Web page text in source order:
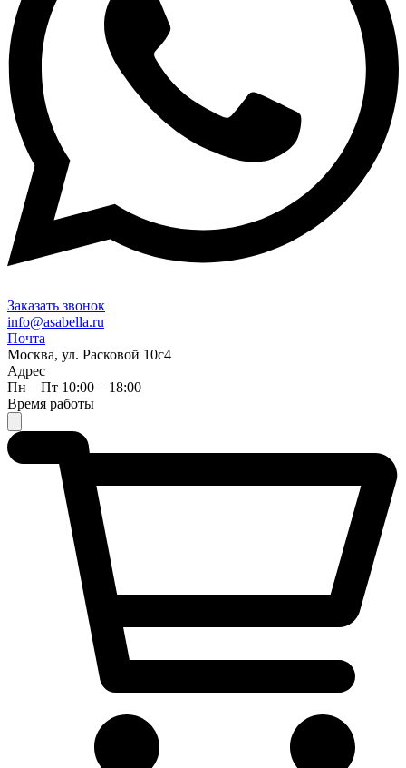
Заказать звонок
info@asabella.ru
Почта
Москва, ул. Расковой 10с4
Адрес
Пн—Пт 10:00 – 18:00
Время работы